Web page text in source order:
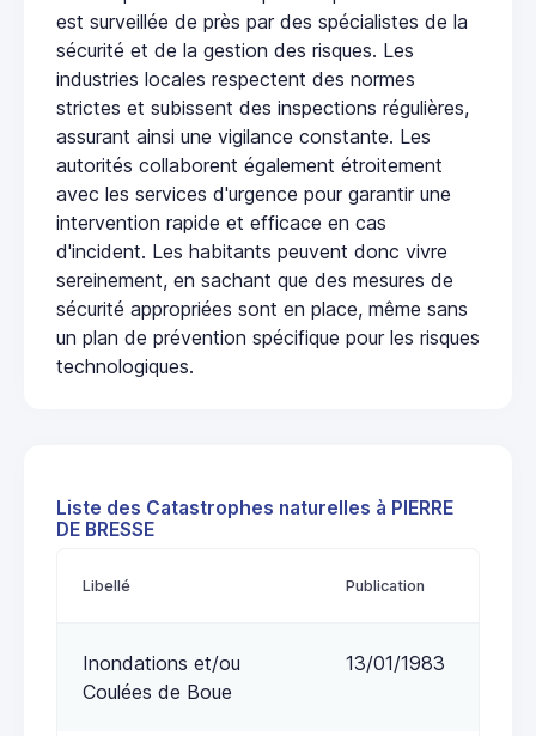
est surveillée de près par des spécialistes de la
sécurité et de la gestion des risques. Les
industries locales respectent des normes
strictes et subissent des inspections régulières,
assurant ainsi une vigilance constante. Les
autorités collaborent également étroitement
avec les services d'urgence pour garantir une
intervention rapide et efficace en cas
d'incident. Les habitants peuvent donc vivre
sereinement, en sachant que des mesures de
sécurité appropriées sont en place, même sans
un plan de prévention spécifique pour les risques
technologiques.
Liste des Catastrophes naturelles à PIERRE
DE BRESSE
Libellé Publication
Inondations et/ou
Coulées de Boue
13/01/1983